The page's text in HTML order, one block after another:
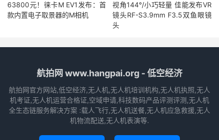
63800元！徕卡M EV1发布：首
款内置电子取景器的M相机
视角144°/小巧轻量 佳能发布VR
镜头RF-S3.9mm F3.5双鱼眼镜
头
航拍网 www.hangpai.org - 低空经济
航拍网官方网站,低空经济,无人机,无人机培训机构,无人机执照,无人
机考证,无人机运营合格证,空域申请,科技数码产品评测评测,无人机
全生态链服务解决方案 :载人飞行,无人机送餐,无人机应急救援,无人
机物流配送,无人机表演等.